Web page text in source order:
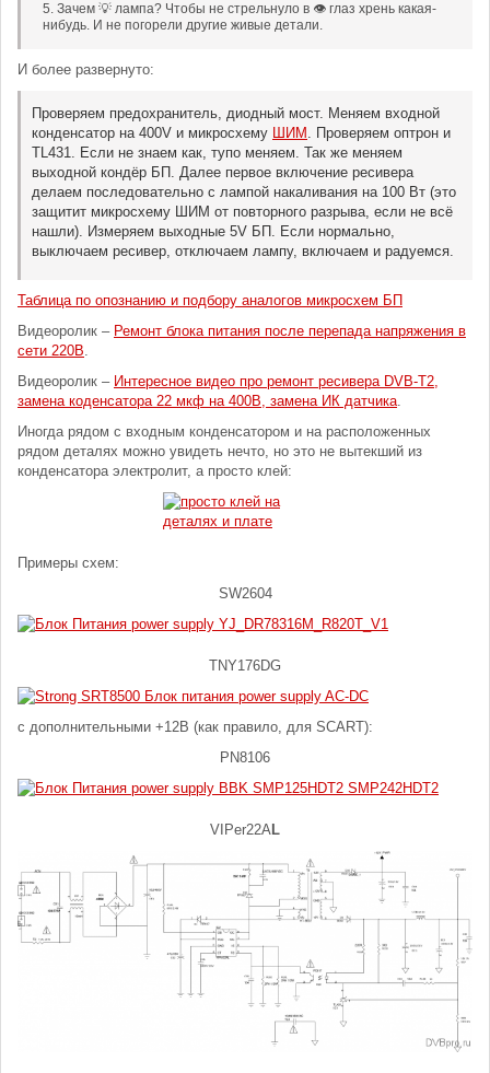
Зачем 💡 лампа? Чтобы не стрельнуло в 👁 глаз хрень какая-
нибудь. И не погорели другие живые детали.
И более развернуто:
Проверяем предохранитель, диодный мост. Меняем входной
конденсатор на 400V и микросхему ШИМ . Проверяем оптрон и
TL431. Если не знаем как, тупо меняем. Так же меняем
выходной кондёр БП. Далее первое включение ресивера
делаем последовательно с лампой накаливания на 100 Вт (это
защитит микросхему ШИМ от повторного разрыва, если не всё
нашли). Измеряем выходные 5V БП. Если нормально,
выключаем ресивер, отключаем лампу, включаем и радуемся.
Таблица по опознанию и подбору аналогов микросхем БП
Видеоролик – Ремонт блока питания после перепада напряжения в
сети 220В.
Видеоролик – Интересное видео про ремонт ресивера DVB-T2,
замена коденсатора 22 мкф на 400В, замена ИК датчика.
Иногда рядом с входным конденсатором и на расположенных
рядом деталях можно увидеть нечто, но это не вытекший из
конденсатора электролит, а просто клей:
Примеры схем:
SW2604
TNY176DG
с дополнительными +12В (как правило, для SCART):
PN8106
VIPer22AL